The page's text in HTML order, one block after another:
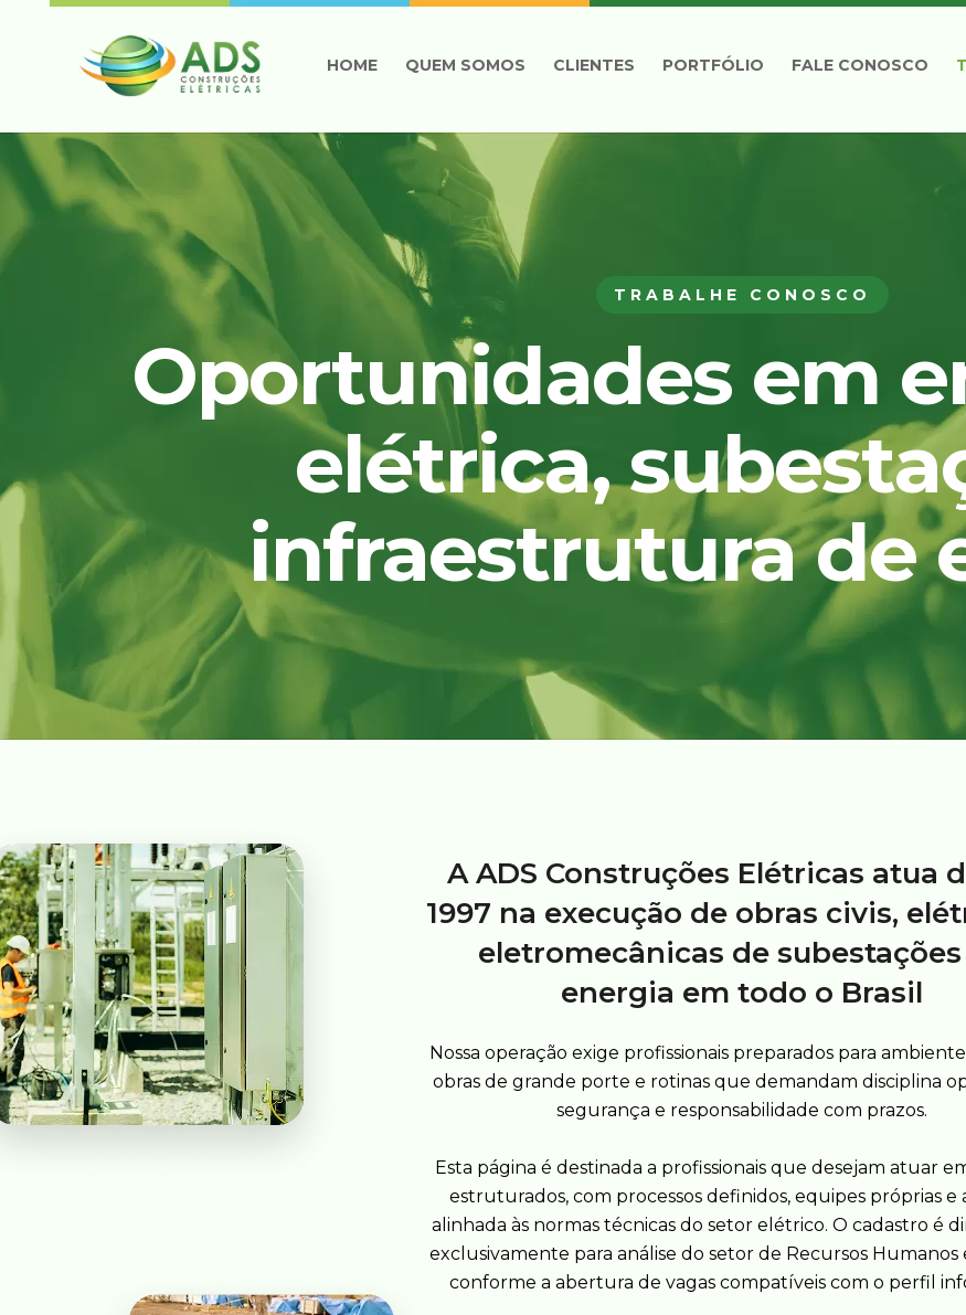
HOME QUEM SOMOS CLIENTES PORTFÓLIO FALE CONOSCO
TRABALHE CONOSCO
Oportunidades em
elétrica,
infraestrutura de
A ADS Construções Elétricas atua
1997 na execução de obras civis,
eletromecânicas de
energia em todo o Brasil
Nossa operação exige profissionais preparados para
obras de grande porte e rotinas que demandam disciplina
segurança e responsabilidade com prazos.
Esta página é destinada a profissionais que desejam atuar
estruturados, com processos definidos, equipes próprias e
alinhada às normas técnicas do setor elétrico. O cadastro é
exclusivamente para análise do setor de Recursos Humanos
conforme a abertura de vagas compatíveis com o perfil